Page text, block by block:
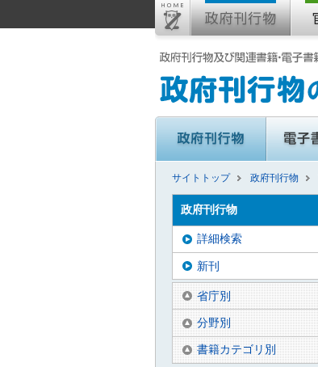
サイトトップ 政府刊行物
政府刊行物
詳細検索
新刊
省庁別
分野別
書籍カテゴリ別